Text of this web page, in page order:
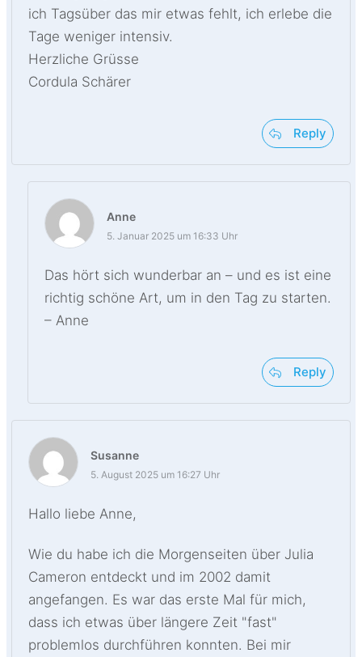
ich Tagsüber das mir etwas fehlt, ich erlebe die
Tage weniger intensiv.
Herzliche Grüsse
Cordula Schärer
Reply
Anne
5. Januar 2025 um 16:33 Uhr
Das hört sich wunderbar an – und es ist eine
richtig schöne Art, um in den Tag zu starten.
– Anne
Reply
Susanne
5. August 2025 um 16:27 Uhr
Hallo liebe Anne,
Wie du habe ich die Morgenseiten über Julia
Cameron entdeckt und im 2002 damit
angefangen. Es war das erste Mal für mich,
dass ich etwas über längere Zeit "fast"
problemlos durchführen konnten. Bei mir